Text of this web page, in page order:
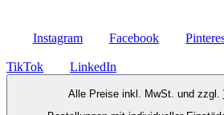
Instagram Facebook
TikTok LinkedIn
Alle Preise inkl. MwSt. und zzgl.